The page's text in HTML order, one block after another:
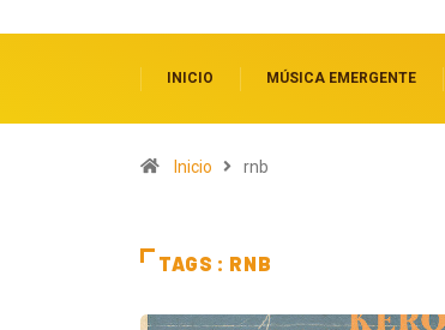
INICIO MÚSICA EMERGENTE
Inicio rnb
TAGS : RNB